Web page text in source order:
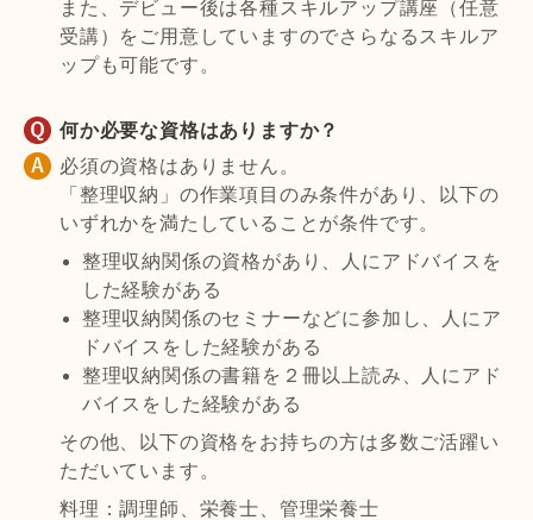
また、デビュー後は各種スキルアップ講座（任意
受講）をご用意していますのでさらなるスキルア
ップも可能です。
何か必要な資格はありますか？
必須の資格はありません。
「整理収納」の作業項目のみ条件があり、以下の
いずれかを満たしていることが条件です。
整理収納関係の資格があり、人にアドバイスを
した経験がある
整理収納関係のセミナーなどに参加し、人にア
ドバイスをした経験がある
整理収納関係の書籍を２冊以上読み、人にアド
バイスをした経験がある
その他、以下の資格をお持ちの方は多数ご活躍い
ただいています。
料理：調理師、栄養士、管理栄養士